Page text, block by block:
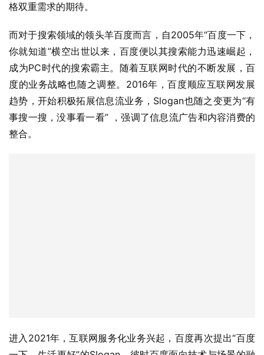
格双重需求的期待。
而对于搜索领域的领头羊百度而言，自2005年“百度一下，
你就知道”横空出世以来，百度便以其搜索能力迅速崛起，
成为PC时代的搜索霸主。随着互联网时代的不断发展，百
度的业务战略也随之调整。2016年，百度顺应互联网发展
趋势，开始积极拓展信息流业务，Slogan也随之变更为“有
事搜一搜，没事看一看” ，强调了信息流广告和内容消费的
整合。
进入2021年，互联网服务化业务兴起，百度再次提出“百度